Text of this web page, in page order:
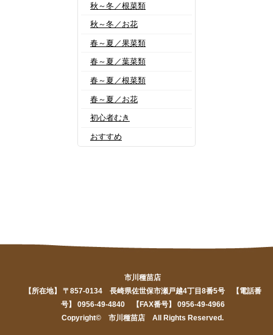
秋～冬／根菜類
秋～冬／お花
春～夏／果菜類
春～夏／葉菜類
春～夏／根菜類
春～夏／お花
初心者むき
おすすめ
市川種苗店
【所在地】 〒857-0134 長崎県佐世保市瀬戸越4丁目8番5号 【電話番
号】 0956-49-4840 【FAX番号】 0956-49-4966
Copyright© 市川種苗店 All Rights Reserved.